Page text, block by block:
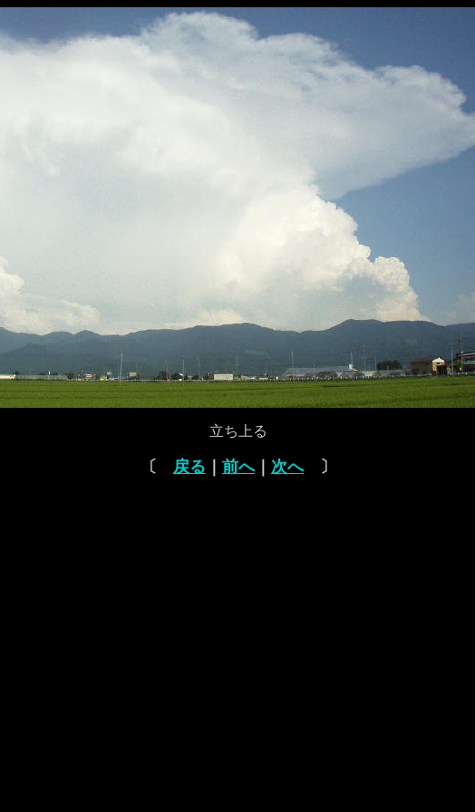
立ち上る
〔 戻る 前へ｜ 次へ〕